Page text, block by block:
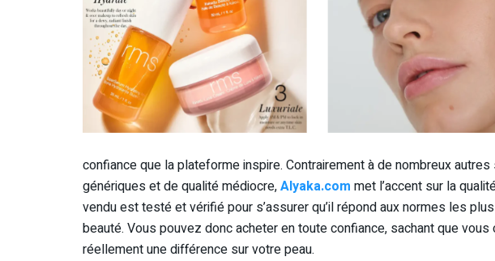
confiance que la plateforme inspire. Contrairement à de nombreux
génériques et de qualité médiocre,Alyaka.com met l’accent sur la
vendu est testé et vérifié pour s’assurer qu’il répond aux normes les
beauté. Vous pouvez donc acheter en toute confiance, sachant que
réellement une différence sur votre peau.